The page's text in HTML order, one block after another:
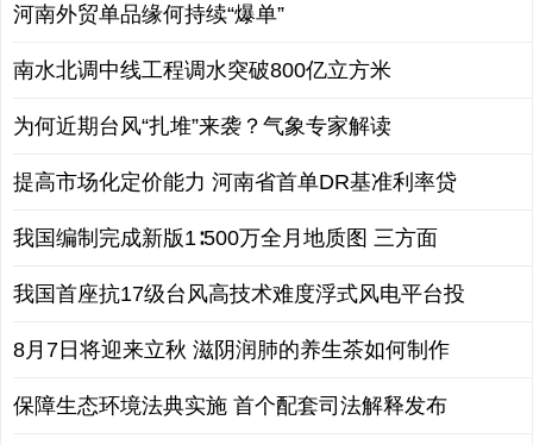
河南外贸单品缘何持续“爆单”
南水北调中线工程调水突破800亿立方米
为何近期台风“扎堆”来袭？气象专家解读
提高市场化定价能力 河南省首单DR基准利率贷
我国编制完成新版1∶500万全月地质图 三方面
我国首座抗17级台风高技术难度浮式风电平台投
8月7日将迎来立秋 滋阴润肺的养生茶如何制作
保障生态环境法典实施 首个配套司法解释发布